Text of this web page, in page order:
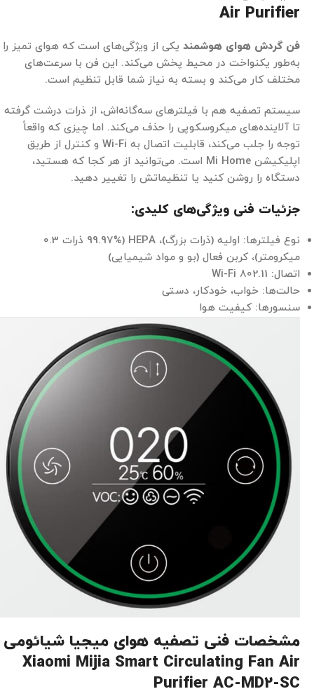
Air Purifier
فن گردش هوای هوشمند یکی از ویژگی‌های است که هوای تمیز را
به‌طور یکنواخت در محیط پخش می‌کند. این فن با سرعت‌های
مختلف کار می‌کند و بسته به نیاز شما قابل تنظیم است.
سیستم تصفیه هم با فیلترهای سه‌گانه‌اش، از ذرات درشت گرفته
تا آلاینده‌های میکروسکوپی را حذف می‌کند. اما چیزی که واقعاً
توجه را جلب می‌کند، قابلیت اتصال به Wi-Fi و کنترل از طریق
اپلیکیشن Mi Home است. می‌توانید از هر کجا که هستید،
دستگاه را روشن کنید یا تنظیماتش را تغییر دهید.
جزئیات فنی ویژگی‌های کلیدی:
نوع فیلترها: اولیه (ذرات بزرگ)، HEPA (99.97% ذرات 0.3
میکرومتر)، کربن فعال (بو و مواد شیمیایی)
اتصال: Wi-Fi 802.11
حالت‌ها: خواب، خودکار، دستی
سنسورها: کیفیت هوا
مشخصات فنی تصفیه هوای میجیا شیائومی
Xiaomi Mijia Smart Circulating Fan Air
Purifier AC-MD2-SC